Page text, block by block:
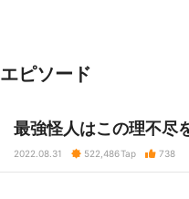
エピソード
最強怪人はこの理不尽
2022.08.31 522,486Tap 738